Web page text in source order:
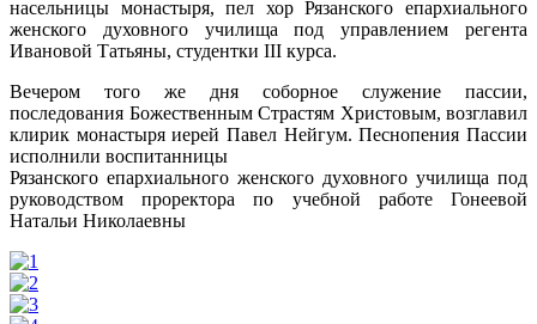
насельницы монастыря, пел хор Рязанского епархиального
женского духовного училища под управлением регента
Ивановой Татьяны, студентки III курса.
Вечером того же дня соборное служение пассии,
последования Божественным Страстям Христовым, возглавил
клирик монастыря иерей Павел Нейгум. Песнопения Пассии
исполнили воспитанницы
Рязанского епархиального женского духовного училища под
руководством проректора по учебной работе Гонеевой
Натальи Николаевны